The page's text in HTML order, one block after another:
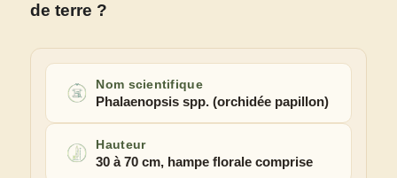
de terre ?
Nom scientifique
Phalaenopsis spp. (orchidée papillon)
Hauteur
30 à 70 cm, hampe florale comprise